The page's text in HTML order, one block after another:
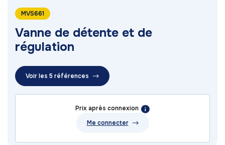
MVS661
Vanne de détente et de
régulation
Voir les 5 références
Prix après connexion
Me connecter